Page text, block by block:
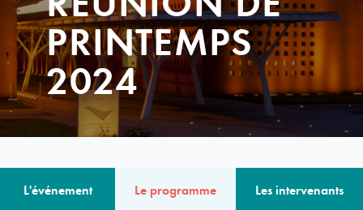
PRINTEMPS
2024
L'événement Le programme Les intervenants